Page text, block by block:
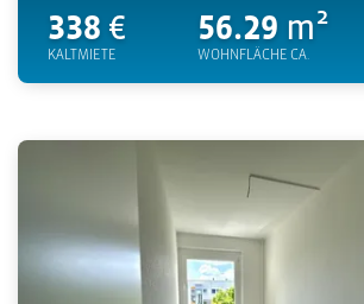
338 €
KALTMIETE
56.29 m²
WOHNFLÄCHE CA.